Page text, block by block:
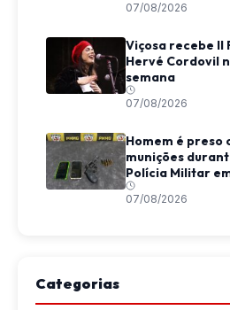
07/08/2026
Viçosa recebe II
Hervé Cordovil
semana
07/08/2026
Homem é preso
munições
Polícia Militar
07/08/2026
Categorias